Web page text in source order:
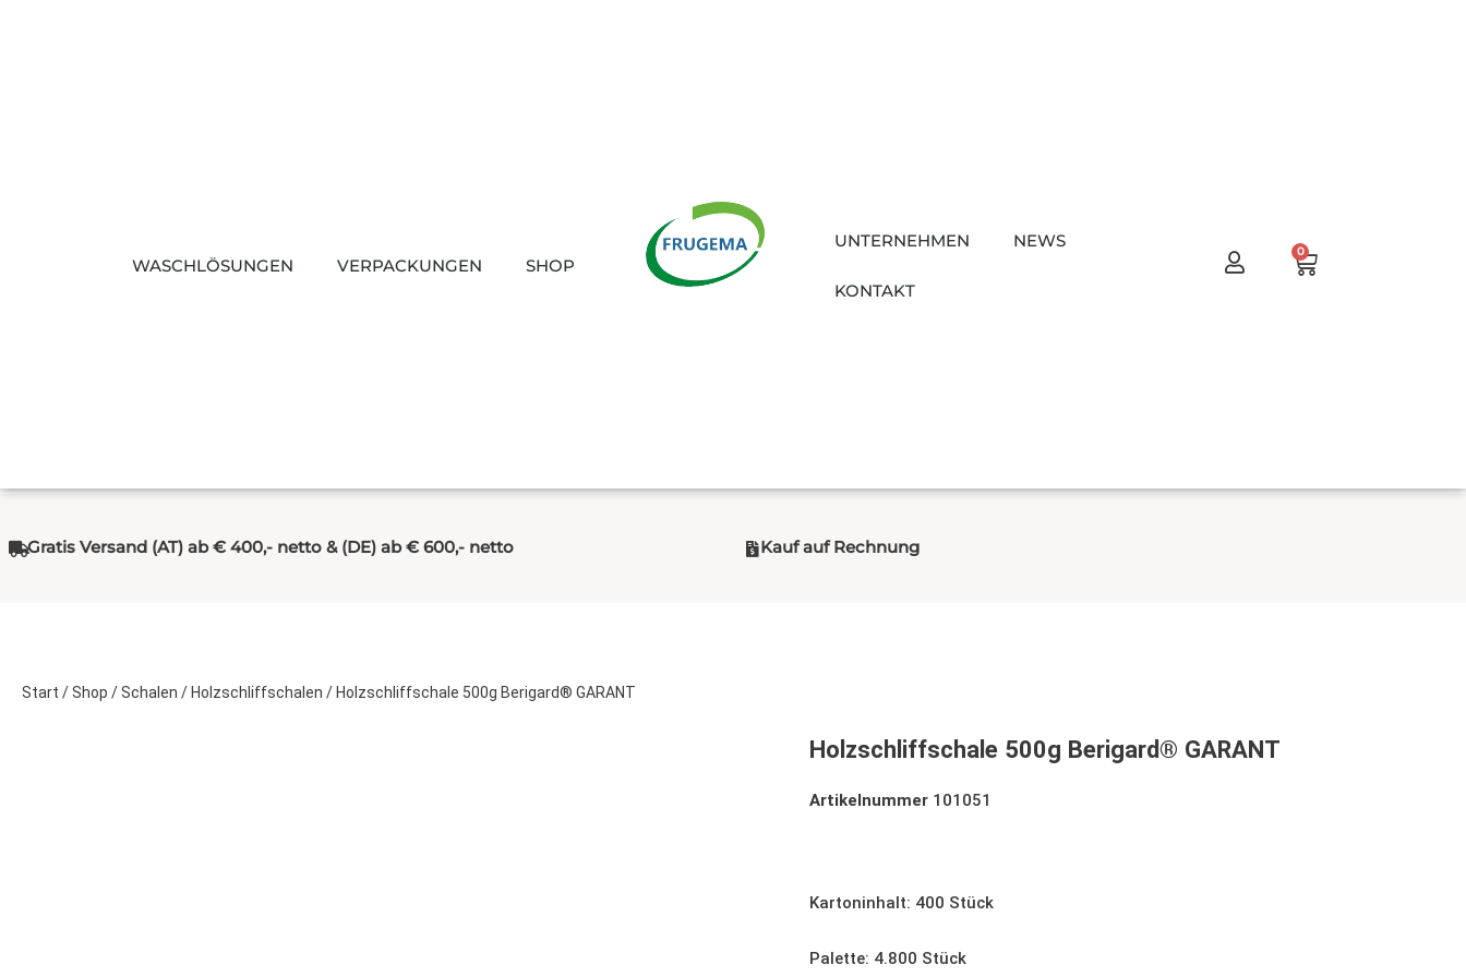
WASCHLÖSUNGEN VERPACKUNGEN SHOP
UNTERNEHMEN NEWS
KONTAKT
0
Warenkorb
Gratis Versand (AT) ab € 400,- netto & (DE) ab € 600,- netto Kauf auf Rechnung
Start /Shop /Schalen / Holzschliffschalen / Holzschliffschale 500g Berigard® GARANT
Holzschliffschale 500g Berigard® GARANT
Artikelnummer 101051
Kartoninhalt: 400 Stück
Palette: 4.800 Stück